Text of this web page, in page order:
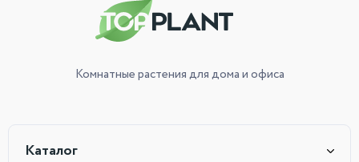
Комнатные растениядля дома и офиса
Каталог